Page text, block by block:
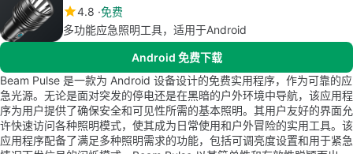
4.8 免费
多功能应急照明工具，适用于Android
Android 免费下载
Beam Pulse 是一款为 Android 设备设计的免费实用程序，作为可靠的应
急光源。无论是面对突发的停电还是在黑暗的户外环境中导航，该应用程
序为用户提供了确保安全和可见性所需的基本照明。其用户友好的界面允
许快速访问各种照明模式，使其成为日常使用和户外冒险的实用工具。该
应用程序配备了满足多种照明需求的功能，包括可调亮度设置和用于紧急